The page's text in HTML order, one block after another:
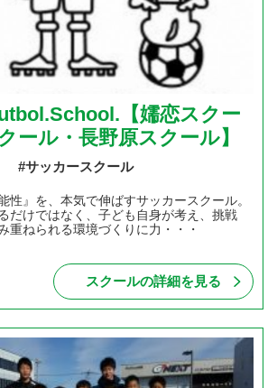
【嬬恋スクー
ール・長野原スクール】
#サッカースクール
性』を、本気で伸ばすサッカースクール。
だけではなく、子ども自身が考え、挑戦
重ねられる環境づくりに力・・・
スクールの詳細を見る